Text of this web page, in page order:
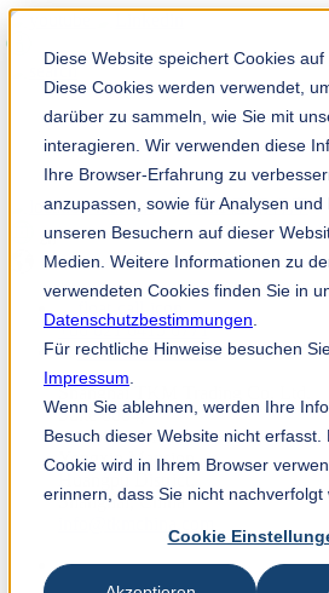
Diese Website speichert Cookies auf
Diese Cookies werden verwendet,
darüber zu sammeln, wie Sie mit
interagieren. Wir verwenden diese
Ihre Browser-Erfahrung zu
anzupassen, sowie für Analysen und
unseren Besuchern auf dieser
Medien. Weitere Informationen zu
verwendeten Cookies finden Sie in
Datenschutzbestimmungen
Für rechtliche Hinweise besuchen
Impressum
Wenn Sie ablehnen, werden Ihre
Besuch dieser Website nicht erfasst.
Cookie wird in Ihrem Browser
erinnern, dass Sie nicht nachverfolgt
Cookie
TKM 应用程序
zh
+86 021 6415 6771
Shanghai TKM Trading Co. Ltd.
Suite 8004,
887 Middle Huaihai Road,
Yongxin Mansion,
Shanghai, China